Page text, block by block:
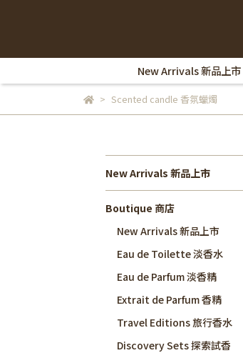
New Arrivals 新品上市
Scented candle 香氛蠟燭
New Arrivals 新品上市
Boutique 商店
New Arrivals 新品上市
Eau de Toilette 淡香水
Eau de Parfum 淡香精
Extrait de Parfum 香精
Travel Editions 旅行香水
Discovery Sets 探索試香